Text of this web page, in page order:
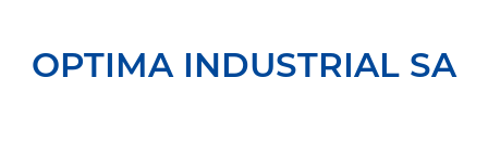
OPTIMA INDUSTRIAL SA